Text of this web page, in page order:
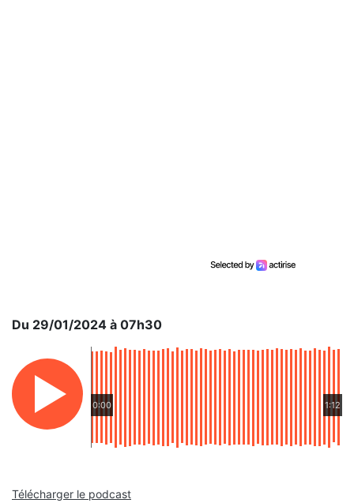
Du 29/01/2024 à 07h30
0:00 1:12
Télécharger le podcast